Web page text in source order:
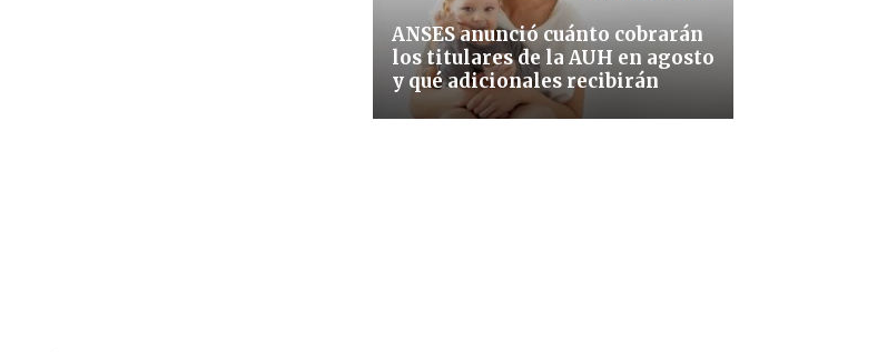
ANSES anunció cuánto cobrarán
los titulares de la AUH en agosto
y qué adicionales recibirán